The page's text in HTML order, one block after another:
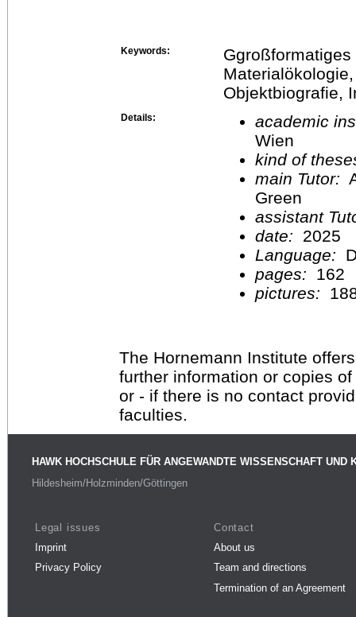
Keywords:
Objektbiografie,
Details:
academic
Wien
kind of
main Tutor:
Green
assistant
date:
2025
Language:
pages:
162
pictures:
The Hornemann Institute
further information or copies
or - if there is no contact
faculties.
HAWK HOCHSCHULE FÜR ANGEWANDTE WISSENSCHAFT UND
Hildesheim/Holzminden/Göttingen
Legal issues
Imprint
Privacy Policy
Contact
About us
Team and directions
Termination of an Agreement